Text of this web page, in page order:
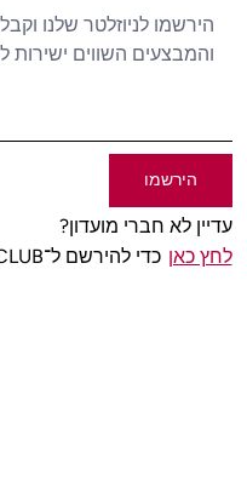
הירשמו לניוזלטר שלנו
והמבצעים השווים ישירות
הירשמו
עדיין לא חברי מועדון?
לחץ כאן כדי להירשם ל־AdvantageCLUB!